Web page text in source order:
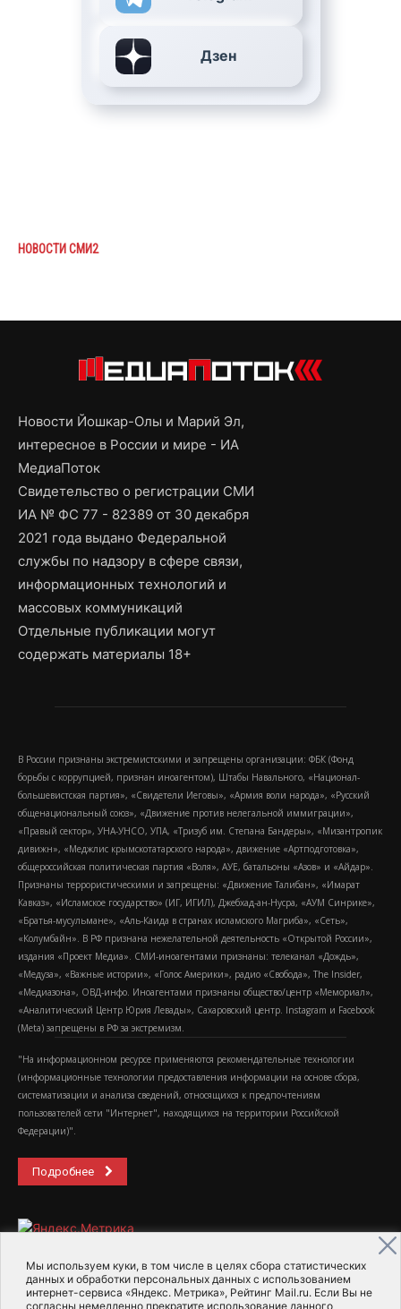
Мы используем куки, в том числе в целях сбора статистических
данных и обработки персональных данных с использованием
интернет-сервиса «Яндекс. Метрика», Рейтинг Mail.ru. Если Вы не
согласны немедленно прекратите использование данного
Дзен
НОВОСТИ СМИ2
Новости Йошкар-Олы и Марий Эл,
интересное в России и мире - ИА
МедиаПоток
Свидетельство о регистрации СМИ
ИА № ФС 77 - 82389 от 30 декабря
2021 года выдано Федеральной
службы по надзору в сфере связи,
информационных технологий и
массовых коммуникаций
Отдельные публикации могут
содержать материалы 18+
В России признаны экстремистскими и запрещены организации: ФБК (Фонд
борьбы с коррупцией, признан иноагентом), Штабы Навального, «Национал-
большевистская партия», «Свидетели Иеговы», «Армия воли народа», «Русский
общенациональный союз», «Движение против нелегальной иммиграции»,
«Правый сектор», УНА-УНСО, УПА, «Тризуб им. Степана Бандеры», «Мизантропик
дивижн», «Меджлис крымскотатарского народа», движение «Артподготовка»,
общероссийская политическая партия «Воля», АУЕ, батальоны «Азов» и «Айдар».
Признаны террористическими и запрещены: «Движение Талибан», «Имарат
Кавказ», «Исламское государство» (ИГ, ИГИЛ), Джебхад-ан-Нусра, «АУМ Синрике»,
«Братья-мусульмане», «Аль-Каида в странах исламского Магриба», «Сеть»,
«Колумбайн». В РФ признана нежелательной деятельность «Открытой России»,
издания «Проект Медиа». СМИ-иноагентами признаны: телеканал «Дождь»,
«Медуза», «Важные истории», «Голос Америки», радио «Свобода», The Insider,
«Медиазона», ОВД-инфо. Иноагентами признаны общество/центр «Мемориал»,
«Аналитический Центр Юрия Левады», Сахаровский центр. Instagram и Facebook
(Metа) запрещены в РФ за экстремизм.
"На информационном ресурсе применяются рекомендательные технологии
(информационные технологии предоставления информации на основе сбора,
систематизации и анализа сведений, относящихся к предпочтениям
пользователей сети "Интернет", находящихся на территории Российской
Федерации)".
Подробнее